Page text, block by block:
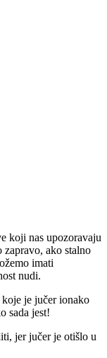
koji nas upozoravaju
ako stalno
imati
nudi.
koje je jučer ionako
sada jest!
jer jučer je otišlo u